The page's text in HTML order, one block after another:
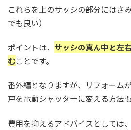
これらを上のサッシの部分にはさ
でも良い）
ポイントは、 サッシの真ん中と左
むことです。
番外編となりますが、リフォーム
戸を電動シャッターに変える方法も
費用を抑えるアドバイスとしては